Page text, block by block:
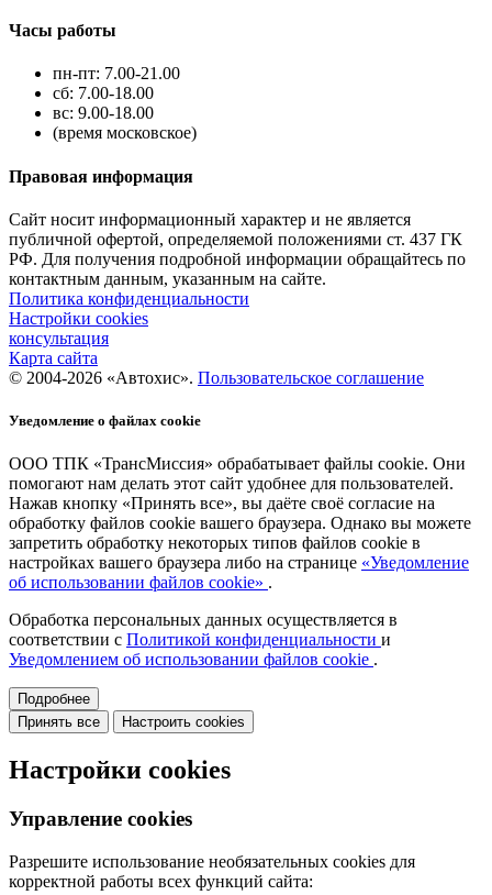
Часы работы
пн-пт: 7.00-21.00
сб: 7.00-18.00
вс: 9.00-18.00
(время московское)
Правовая информация
Сайт носит информационный характер и не является
публичной офертой, определяемой положениями ст. 437 ГК
РФ. Для получения подробной информации обращайтесь по
контактным данным, указанным на сайте.
Политика конфиденциальности
Настройки cookies
консультация
Карта сайта
© 2004-2026 «Автохис». Пользовательское соглашение
Уведомление о файлах cookie
ООО ТПК «ТрансМиссия» обрабатывает файлы cookie. Они
помогают нам делать этот сайт удобнее для пользователей.
Нажав кнопку «Принять все», вы даёте своё согласие на
обработку файлов cookie вашего браузера. Однако вы можете
запретить обработку некоторых типов файлов cookie в
настройках вашего браузера либо на странице «Уведомление
об использовании файлов cookie» .
Обработка персональных данных осуществляется в
соответствии с Политикой конфиденциальности и
Уведомлением об использовании файлов cookie .
Подробнее
Принять все
Настроить cookies
Настройки cookies
Управление cookies
Разрешите использование необязательных cookies для
корректной работы всех функций сайта: